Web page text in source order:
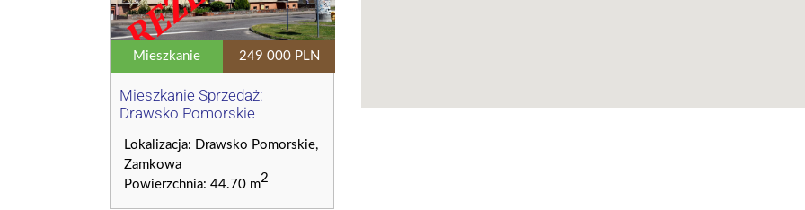
Mieszkanie 249 000 PLN
Mieszkanie Sprzedaż:
Drawsko Pomorskie
Lokalizacja: Drawsko Pomorskie,
Zamkowa
Powierzchnia: 44.70 m2